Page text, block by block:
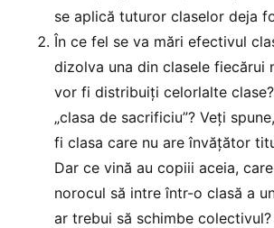
se aplică tuturor claselor deja
În ce fel se va mări efectivul
dizolva una din clasele fiecărui
vor fi distribuiți celorlalte
„clasa de sacrificiu”? Veți
fi clasa care nu are învățător
Dar ce vină au copiii aceia,
norocul să intre într-o clasă a
ar trebui să schimbe colectivul?